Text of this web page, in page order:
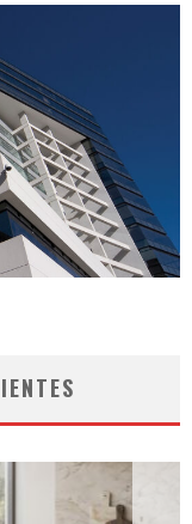
Alexandra Bedoya – La Constancia detrás de La Paletería